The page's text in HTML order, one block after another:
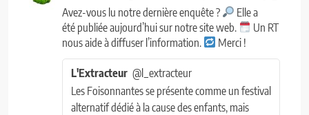
Avez-vous lu notre dernière enquête ?
Elle a
été publiée aujourd’hui sur notre site web.
Un RT
nous aide à diffuser l’information.
Merci !
L'Extracteur @l_extracteur
Les Foisonnantes se présente comme un festival
alternatif dédié à la cause des enfants, mais